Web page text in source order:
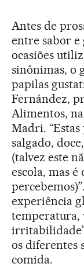
Antes de
entre sabor e
ocasiões
sinônimas, o
papilas
Fernández,
Alimentos,
Madri. “Estas
salgado,
(talvez este
escola, mas é
experiência
temperatura,
os diferentes
comida.